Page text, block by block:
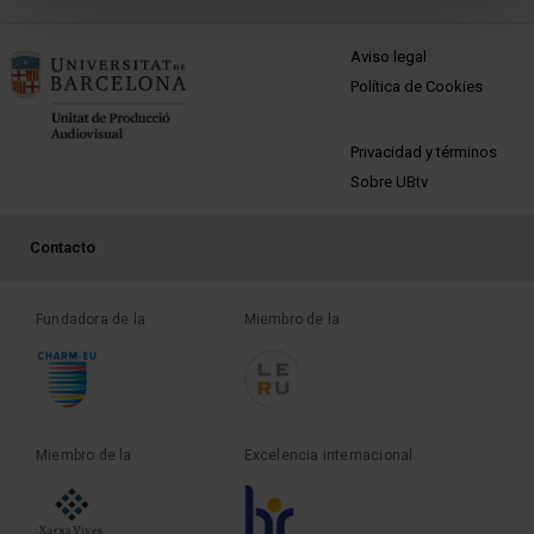
MENÚ PEU 1
Aviso legal
Política de Cookies
PEU 2
Privacidad y términos
Sobre UBtv
PEU 3
Contacto
Fundadora de la Miembro de la
Miembro de la Excelencia internacional